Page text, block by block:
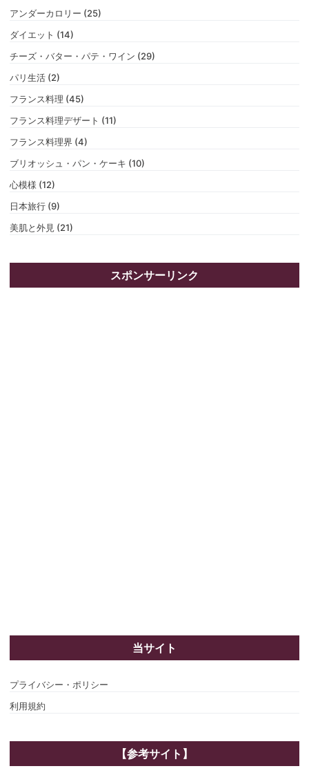
アンダーカロリー (25)
ダイエット (14)
チーズ・バター・パテ・ワイン (29)
パリ生活 (2)
フランス料理 (45)
フランス料理デザート (11)
フランス料理界 (4)
ブリオッシュ・パン・ケーキ (10)
心模様 (12)
日本旅行 (9)
美肌と外見 (21)
スポンサーリンク
当サイト
プライバシー・ポリシー
利用規約
【参考サイト】